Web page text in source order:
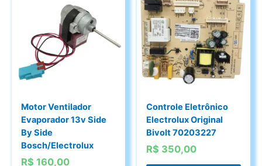
Motor Ventilador
Evaporador 13v Side
By Side
Bosch/Electrolux
R$ 160,00
Controle Eletrônico
Electrolux Original
Bivolt 70203227
R$ 350,00